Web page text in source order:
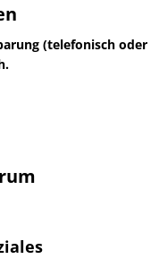
(telefonisch oder